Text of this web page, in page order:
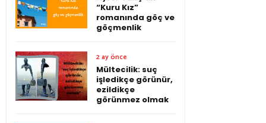
“Kuru Kız”
romanında göç ve
göçmenlik
2 ay önce
Mültecilik: suç
işledikçe görünür,
ezildikçe
görünmez olmak